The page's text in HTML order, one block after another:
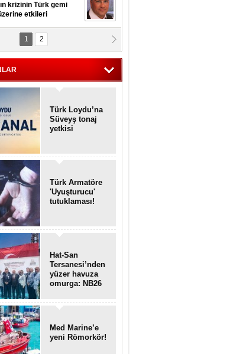
krizinin Türk gemi
etkileri
GÖKSOY
1 2
Türk Loydu’na
Süveyş tonaj
yetkisi
Türk Armatöre
'Uyuşturucu'
tutuklaması!
Hat-San
Tersanesi’nden
yüzer havuza
omurga: NB26
Med Marine’e
yeni Römorkör!